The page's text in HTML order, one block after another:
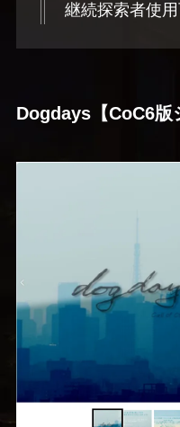
継続探索者使用
Dogdays【CoC6版